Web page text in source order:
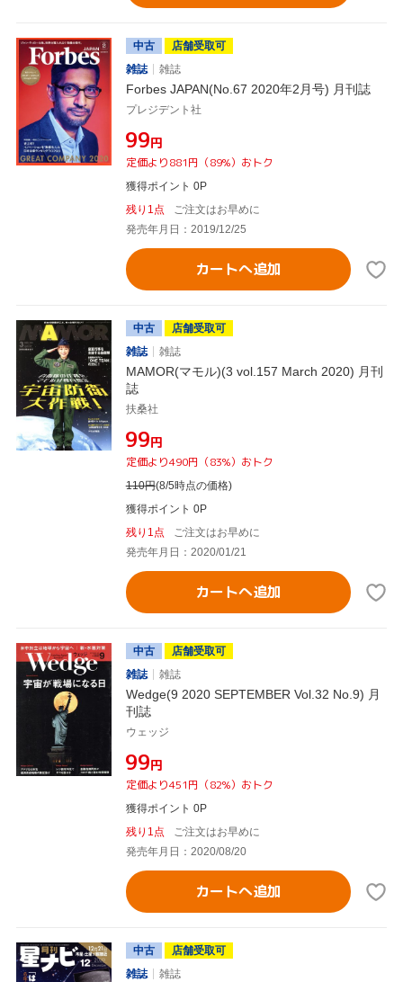
中古
店舗受取可
雑誌
雑誌
Forbes JAPAN(No.67 2020年2月号) 月刊誌
プレジデント社
¥99円
定価より881円（89%）おトク
獲得ポイント 0P
残り1点
ご注文はお早めに
発売年月日：2019/12/25
カートへ追加
中古
店舗受取可
雑誌
雑誌
MAMOR(マモル)(3 vol.157 March 2020) 月刊
誌
扶桑社
¥99円
定価より490円（83%）おトク
110円(8/5時点の価格)
獲得ポイント 0P
残り1点
ご注文はお早めに
発売年月日：2020/01/21
カートへ追加
中古
店舗受取可
雑誌
雑誌
Wedge(9 2020 SEPTEMBER Vol.32 No.9) 月
刊誌
ウェッジ
¥99円
定価より451円（82%）おトク
獲得ポイント 0P
残り1点
ご注文はお早めに
発売年月日：2020/08/20
カートへ追加
中古
店舗受取可
雑誌
雑誌